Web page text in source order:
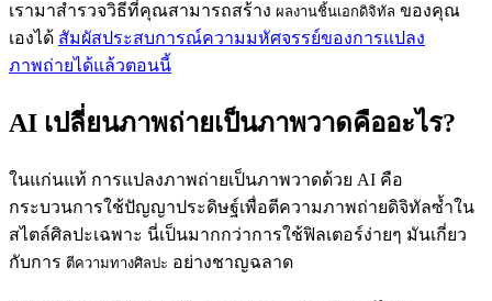
เรามาสำรวจวิธีที่คุณสามารถสร้าง ผลงานชิ้นเอกดิจิทัล ของคุณ
เองได้ สัมผัสประสบการณ์ความมหัศจรรย์ของการแปลง
ภาพถ่ายได้แล้วตอนนี้
AI เปลี่ยนภาพถ่ายเป็นภาพวาดคืออะไร?
ในแก่นแท้ การแปลงภาพถ่ายเป็นภาพวาดด้วย AI คือ
กระบวนการใช้ปัญญาประดิษฐ์เพื่อตีความภาพถ่ายดิจิทัลซ้ำใน
สไตล์ศิลปะเฉพาะ นี่เป็นมากกว่าการใช้ฟิลเตอร์ง่ายๆ มันเกี่ยว
กับการ ตีความทางศิลปะ อย่างชาญฉลาด